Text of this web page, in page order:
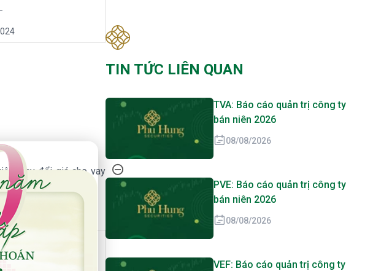
thay đổi giá cho vay
tính
TIN TỨC LIÊN QUAN
TVA: Báo cáo quản trị công ty
bán niên 2026
08/08/2026
PVE: Báo cáo quản trị công ty
bán niên 2026
08/08/2026
VEF: Báo cáo quản trị công ty
Phú Hưng